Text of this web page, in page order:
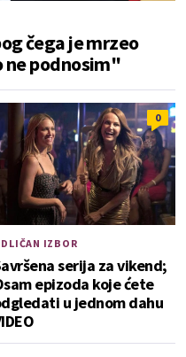
čega je mrzeo
ne podnosim"
0
IZBOR
serija za vikend;
epizoda koje ćete
u jednom dahu